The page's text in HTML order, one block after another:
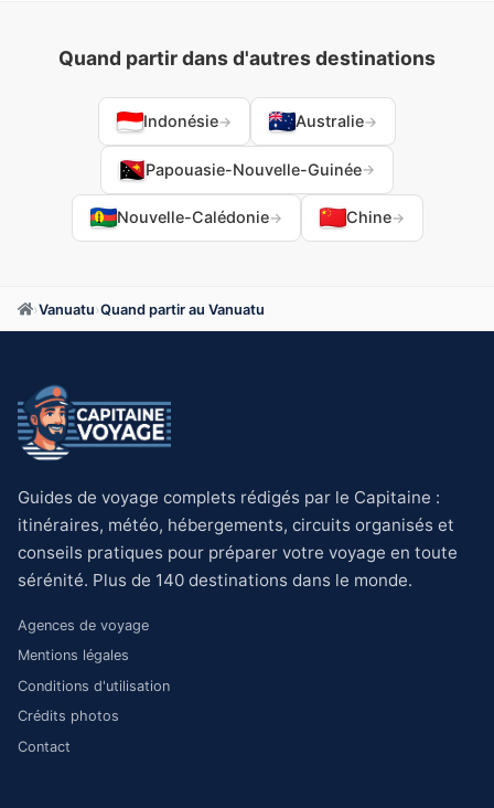
Quand partir dans d'autres destinations
Indonésie→ Australie→
Papouasie-Nouvelle-Guinée→
Nouvelle-Calédonie→ Chine→
›Vanuatu›Quand partir au Vanuatu
Guides de voyage complets rédigés par le Capitaine :
itinéraires, météo, hébergements, circuits organisés et
conseils pratiques pour préparer votre voyage en toute
sérénité. Plus de 140 destinations dans le monde.
Agences de voyage
Mentions légales
Conditions d'utilisation
Crédits photos
Contact